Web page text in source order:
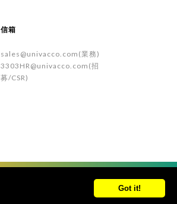
信箱
sales@univacco.com(業務)
3303HR@univacco.com(招
募/CSR)
Got it!